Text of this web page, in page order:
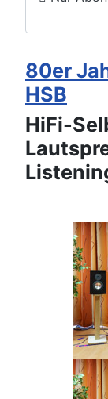
80er
HSB
HiFi-